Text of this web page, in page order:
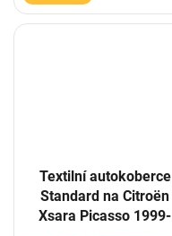
Textilní autokoberce
Standard na Citroën
Xsara Picasso 1999-